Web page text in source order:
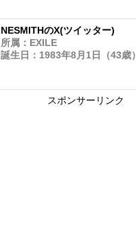
NESMITHのX(ツイッター)
所属：EXILE
誕生日：1983年8月1日（43歳）
スポンサーリンク